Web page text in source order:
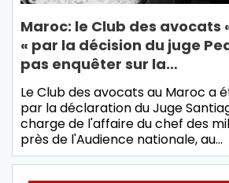
Maroc: le Club des avocats
« par la décision du juge
pas enquêter sur la…
Le Club des avocats au Maroc a
par la déclaration du Juge
charge de l'affaire du chef des
près de l'Audience nationale, au…